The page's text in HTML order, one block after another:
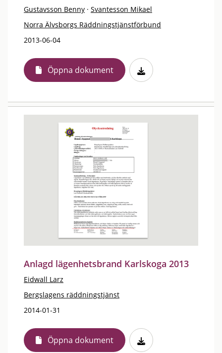
Gustavsson Benny · Svantesson Mikael
Norra Älvsborgs Räddningstjänstförbund
2013-06-04
Öppna dokument
Anlagd lägenhetsbrand Karlskoga 2013
Eidwall Larz
Bergslagens räddningstjänst
2014-01-31
Öppna dokument